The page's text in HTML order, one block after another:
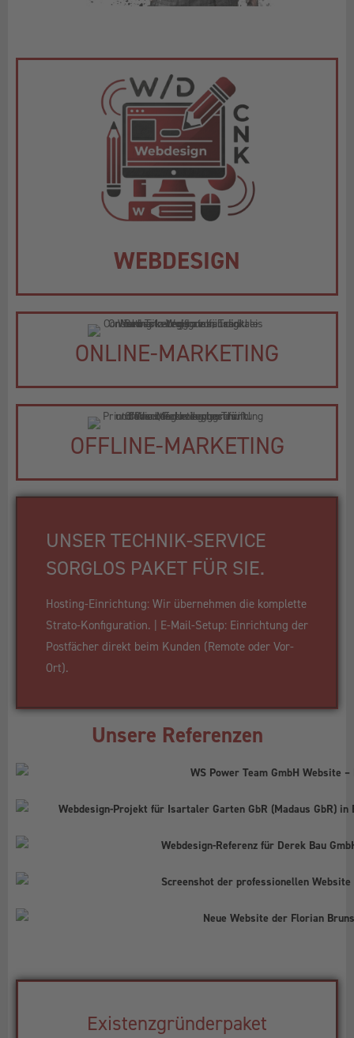
WEBDESIGN
ONLINE-MARKETING
OFFLINE-MARKETING
UNSER TECHNIK-SERVICE
SORGLOS PAKET FÜR SIE.
Hosting-Einrichtung: Wir übernehmen die komplette
Strato-Konfiguration. | E-Mail-Setup: Einrichtung der
Postfächer direkt beim Kunden (Remote oder Vor-
Ort).
Unsere Referenzen
Existenzgründerpaket